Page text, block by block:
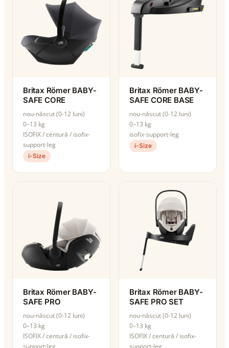
Britax Römer BABY-
SAFE CORE
nou-născut (0-12 luni)
0–13 kg
ISOFIX / centură / isofix-
support-leg
i-Size
Britax Römer BABY-
SAFE CORE BASE
nou-născut (0-12 luni)
0–13 kg
isofix-support-leg
i-Size
Britax Römer BABY-
SAFE PRO
nou-născut (0-12 luni)
0–13 kg
ISOFIX / centură / isofix-
support-leg
Britax Römer BABY-
SAFE PRO SET
nou-născut (0-12 luni)
0–13 kg
ISOFIX / centură / isofix-
support-leg